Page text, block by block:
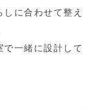
しに合わせて整え
一緒に設計して